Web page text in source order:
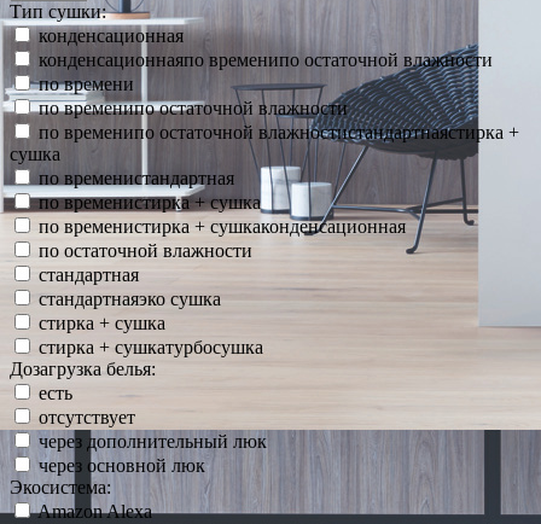
Тип сушки:
конденсационная
конденсационнаяпо временипо остаточной влажности
по времени
по временипо остаточной влажности
по временипо остаточной влажностистандартнаястирка +
сушка
по временистандартная
по временистирка + сушка
по временистирка + сушкаконденсационная
по остаточной влажности
стандартная
стандартнаяэко сушка
стирка + сушка
стирка + сушкатурбосушка
Дозагрузка белья:
есть
отсутствует
через дополнительный люк
через основной люк
Экосистема:
Amazon Alexa